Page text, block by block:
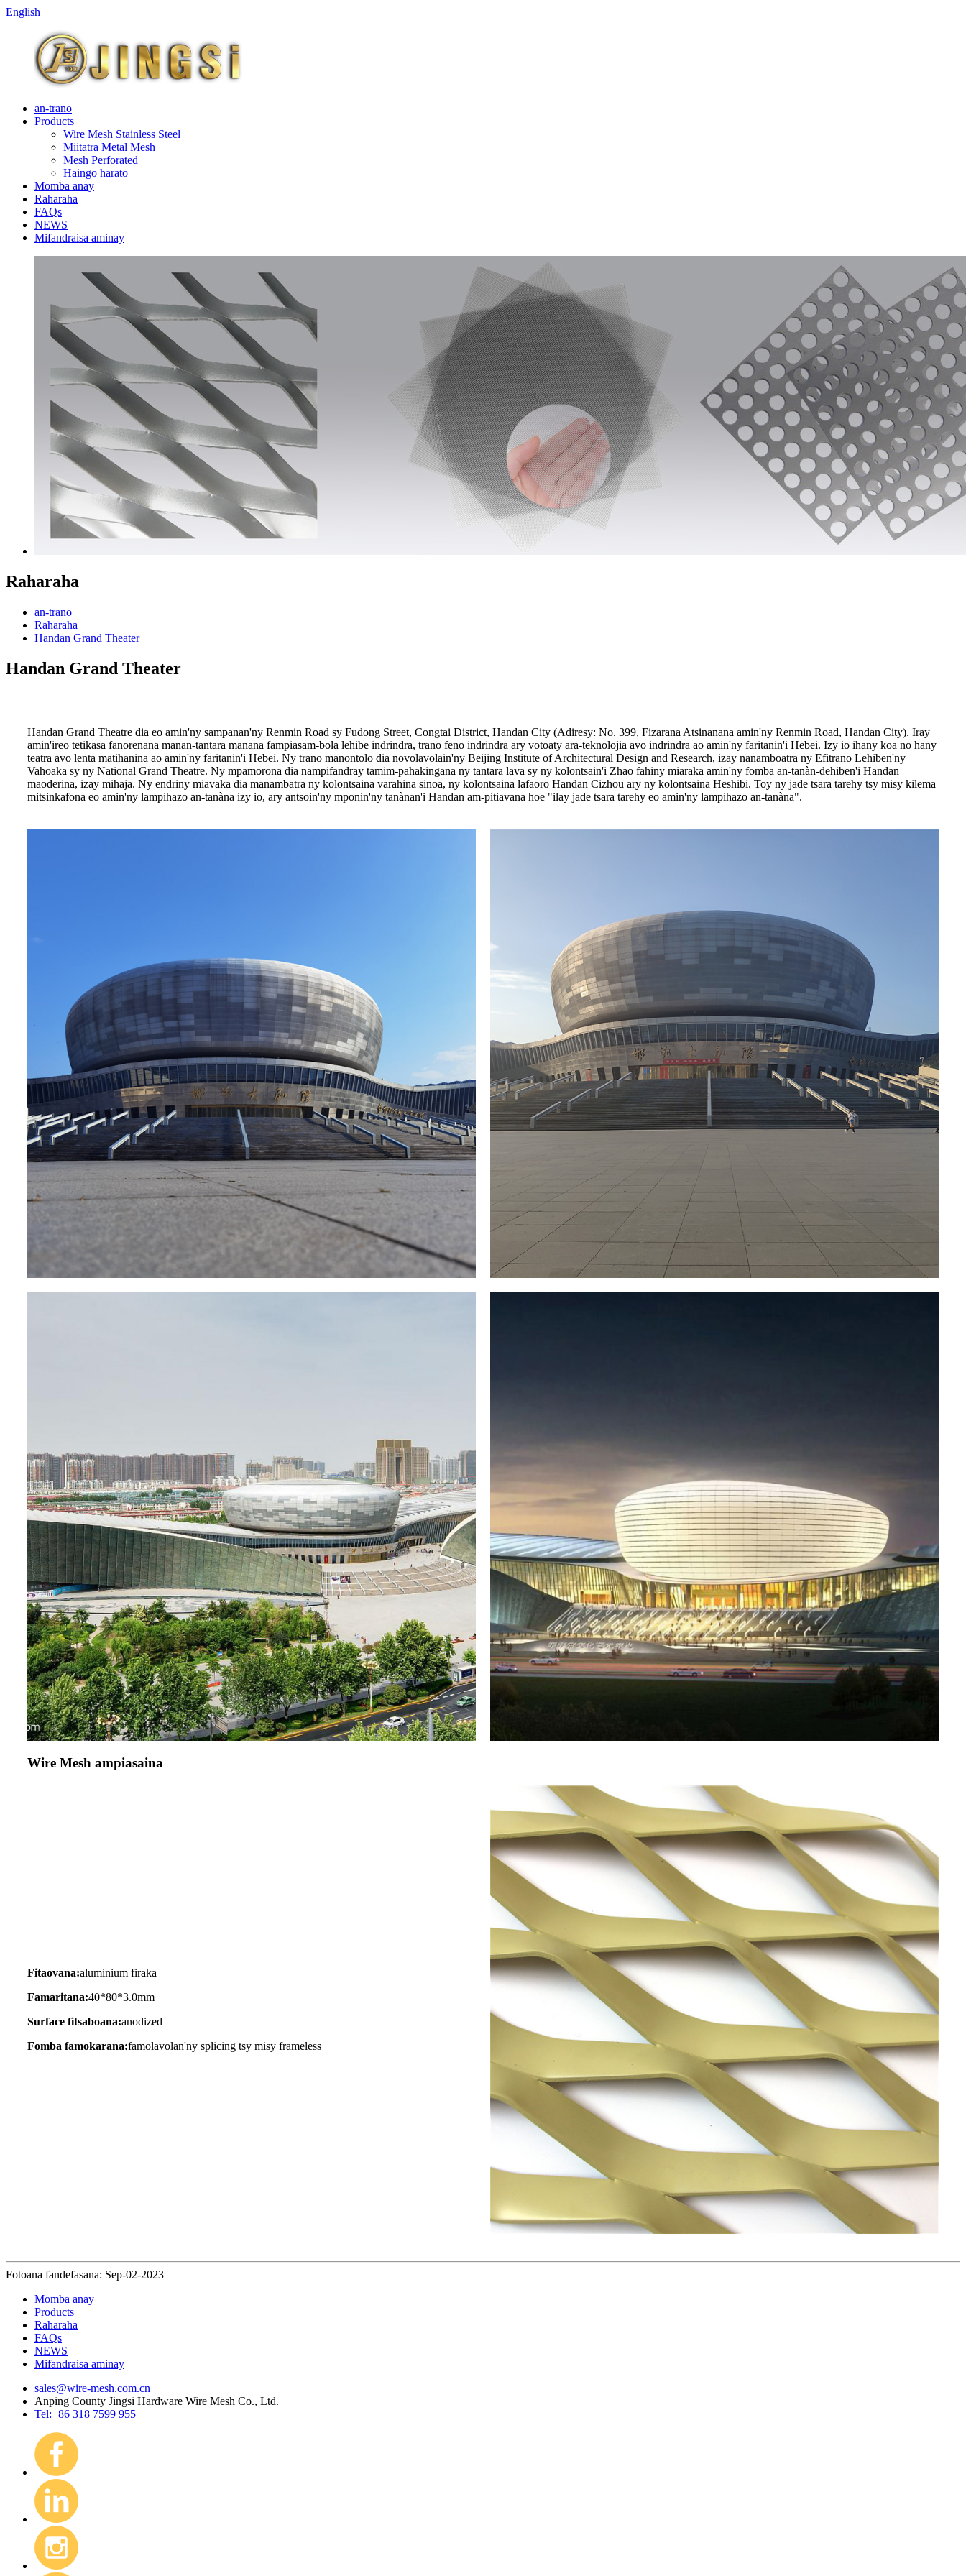
English
an-trano
Products
Wire Mesh Stainless Steel
Miitatra Metal Mesh
Mesh Perforated
Haingo harato
Momba anay
Raharaha
FAQs
NEWS
Mifandraisa aminay
Raharaha
an-trano
Raharaha
Handan Grand Theater
Handan Grand Theater
Handan Grand Theatre dia eo amin'ny sampanan'ny Renmin Road sy Fudong Street, Congtai District, Handan City (Adiresy: No. 399, Fizarana Atsinanana amin'ny Renmin Road, Handan City). Iray
amin'ireo tetikasa fanorenana manan-tantara manana fampiasam-bola lehibe indrindra, trano feno indrindra ary votoaty ara-teknolojia avo indrindra ao amin'ny faritanin'i Hebei. Izy io ihany koa no hany
teatra avo lenta matihanina ao amin'ny faritanin'i Hebei. Ny trano manontolo dia novolavolain'ny Beijing Institute of Architectural Design and Research, izay nanamboatra ny Efitrano Lehiben'ny
Vahoaka sy ny National Grand Theatre. Ny mpamorona dia nampifandray tamim-pahakingana ny tantara lava sy ny kolontsain'i Zhao fahiny miaraka amin'ny fomba an-tanàn-dehiben'i Handan
maoderina, izay mihaja. Ny endriny miavaka dia manambatra ny kolontsaina varahina sinoa, ny kolontsaina lafaoro Handan Cizhou ary ny kolontsaina Heshibi. Toy ny jade tsara tarehy tsy misy kilema
mitsinkafona eo amin'ny lampihazo an-tanàna izy io, ary antsoin'ny mponin'ny tanànan'i Handan am-pitiavana hoe "ilay jade tsara tarehy eo amin'ny lampihazo an-tanàna".
Wire Mesh ampiasaina
Fitaovana:aluminium firaka
Famaritana:40*80*3.0mm
Surface fitsaboana:anodized
Fomba famokarana:famolavolan'ny splicing tsy misy frameless
Fotoana fandefasana: Sep-02-2023
Momba anay
Products
Raharaha
FAQs
NEWS
Mifandraisa aminay
sales@wire-mesh.com.cn
Anping County Jingsi Hardware Wire Mesh Co., Ltd.
Tel:+86 318 7599 955